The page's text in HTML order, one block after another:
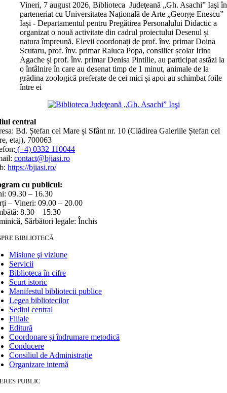
Vineri, 7 august 2026, Biblioteca Judeţeană „Gh. Asachi” Iaşi în
parteneriat cu Universitatea Națională de Arte „George Enescu”
Iași - Departamentul pentru Pregătirea Personalului Didactic a
organizat o nouă activitate din cadrul proiectului Desenul și
natura împreună. Elevii coordonați de prof. înv. primar Doina
Scutaru, prof. înv. primar Raluca Popa, consilier școlar Irina
Agache și prof. înv. primar Denisa Pintilie, au participat astăzi la
o întâlnire în care au desenat timp de 1 minut, animale de la
grădina zoologică preferate de cei mici și apoi au schimbat foile
între ei
central
Bd. Ștefan cel Mare și Sfânt nr. 10 (Clădirea Galeriile Ștefan cel
etaj), 700063
(+4) 0332 110044
contact@bjiasi.ro
https://bjiasi.ro/
cu publicul:
09.30 – 16.30
– Vineri: 09.00 – 20.00
8.30 – 15.30
Sărbători legale: Închis
BIBLIOTECĂ
Misiune şi viziune
Servicii
Biblioteca în cifre
Scurt istoric
Manifestul bibliotecii publice
Legea bibliotecilor
Sediul central
Filiale
Editură
Coordonare și îndrumare metodică
Conducere
Consiliul de Administrație
Organizare internă
PUBLIC